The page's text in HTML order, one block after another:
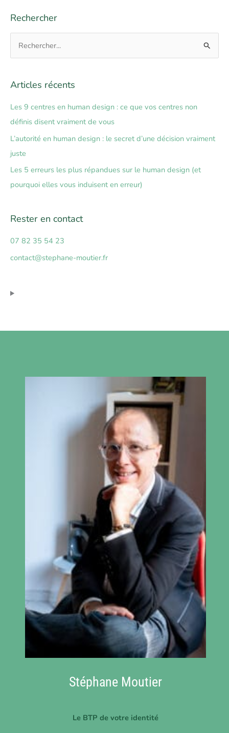
Rechercher
e
h
e
r
c
h
e
Articles récents
Les 9 centres en human design : ce que vos centres non
définis disent vraiment de vous
L’autorité en human design : le secret d’une décision vraiment
juste
Les 5 erreurs les plus répandues sur le human design (et
pourquoi elles vous induisent en erreur)
Rester en contact
07 82 35 54 23
contact@stephane-moutier.fr
Stéphane Moutier
Le BTP de votre identité